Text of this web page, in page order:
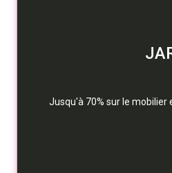
Jusqu'à 70% sur le mobilier